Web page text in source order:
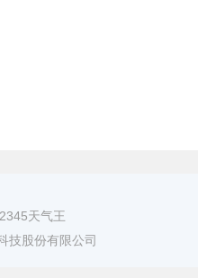
天气王
技股份有限公司